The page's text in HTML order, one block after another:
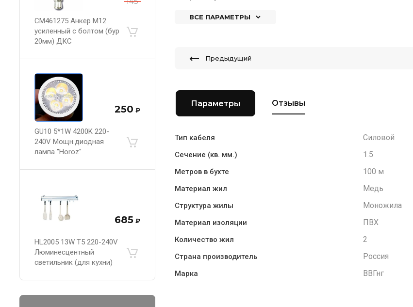
CM461275 Анкер М12
усиленный с болтом (бур
20мм) ДКС
250 ₽
GU10 5*1W 4200K 220-
240V Мощн.диодная
лампа "Horoz"
685 ₽
HL2005 13W T5 220-240V
Люминесцентный
светильник (для кухни)
ВСЕ ПАРАМЕТРЫ
Предыдущий
Параметры Отзывы
Тип кабеля Силовой
Сечение (кв. мм.) 1.5
Метров в бухте 100 м
Материал жил Медь
Структура жилы Моножила
Материал изоляции ПВХ
Количество жил 2
Страна производитель Россия
Марка ВВГнг